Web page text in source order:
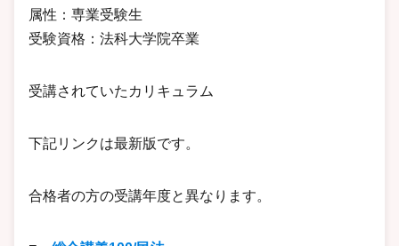
属性：専業受験生
受験資格：法科大学院卒業
受講されていたカリキュラム
下記リンクは最新版です。
合格者の方の受講年度と異なります。